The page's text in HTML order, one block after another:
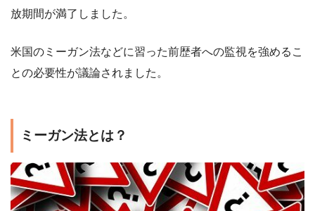
放期間が満了しました。
米国のミーガン法などに習った前歴者への監視を強めるこ
との必要性が議論されました。
ミーガン法とは？